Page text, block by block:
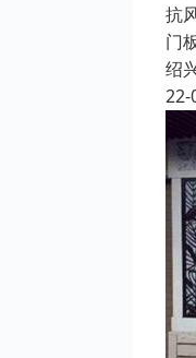
抗
门
绍
22-